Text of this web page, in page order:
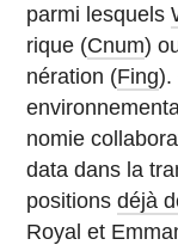
parmi les­quels
rique (Cnum)
né­ra­tion (Fing).
no­mie
data dans la
po­si­tionsdéjà
Royal et